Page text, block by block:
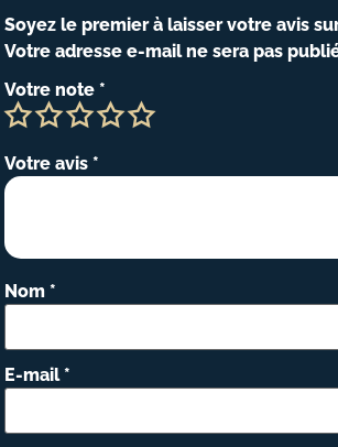
Soyez le premier à laisser votre avis
Votre adresse e-mail ne sera pas
Votre note *
Votre avis *
Nom *
E-mail*